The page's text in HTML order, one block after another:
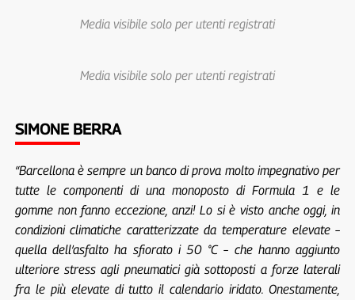
Media visibile solo per utenti registrati
Media visibile solo per utenti registrati
SIMONE BERRA
“Barcellona è sempre un banco di prova molto impegnativo per
tutte le componenti di una monoposto di Formula 1 e le
gomme non fanno eccezione, anzi! Lo si è visto anche oggi, in
condizioni climatiche caratterizzate da temperature elevate –
quella dell’asfalto ha sfiorato i 50 °C – che hanno aggiunto
ulteriore stress agli pneumatici già sottoposti a forze laterali
fra le più elevate di tutto il calendario iridato. Onestamente,